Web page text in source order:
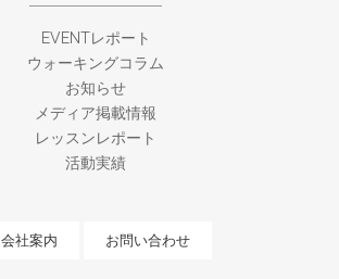
EVENTレポート
ウォーキングコラム
お知らせ
メディア掲載情報
レッスンレポート
活動実績
会社案内 お問い合わせ